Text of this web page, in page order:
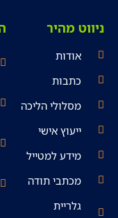
ניווט מהיר
אודות
כתבות
מסלולי הליכה
ייעוץ אישי
מידע למטייל
מכתבי תודה
גלריית